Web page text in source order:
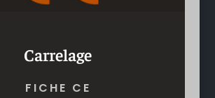
Carrelage
FICHE CE